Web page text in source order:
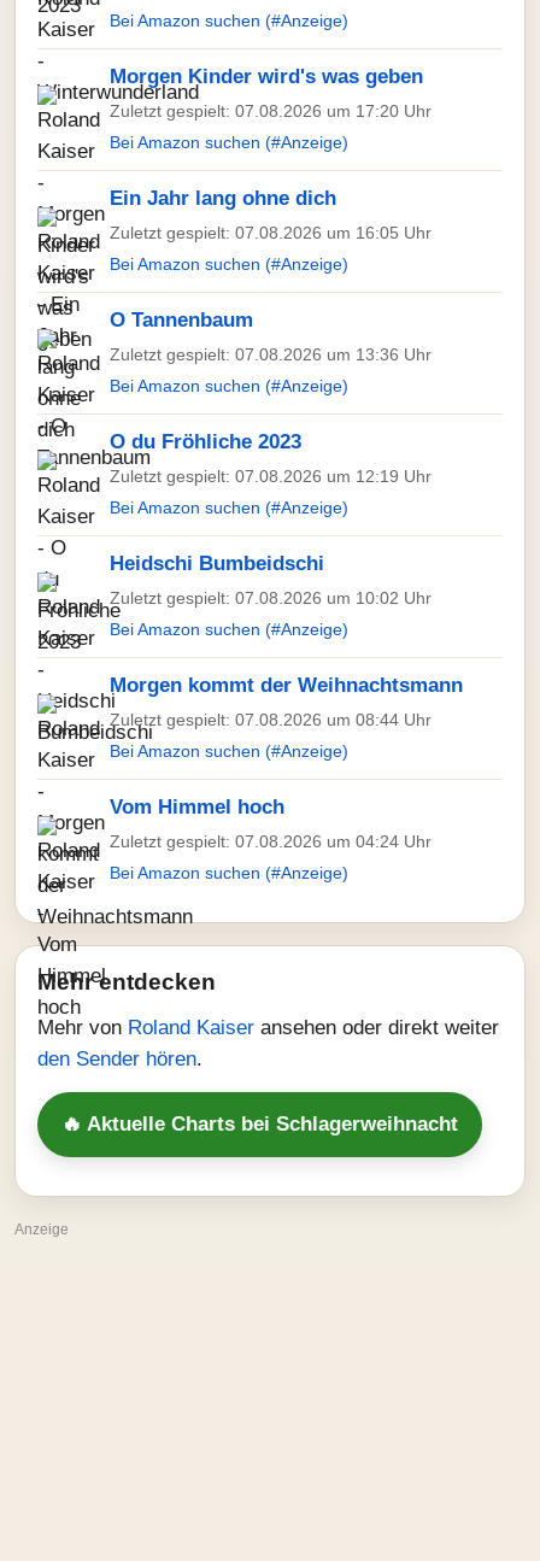
Bei Amazon suchen (#Anzeige)
Morgen Kinder wird's was geben
Zuletzt gespielt: 07.08.2026 um 17:20 Uhr
Bei Amazon suchen (#Anzeige)
Ein Jahr lang ohne dich
Zuletzt gespielt: 07.08.2026 um 16:05 Uhr
Bei Amazon suchen (#Anzeige)
O Tannenbaum
Zuletzt gespielt: 07.08.2026 um 13:36 Uhr
Bei Amazon suchen (#Anzeige)
O du Fröhliche 2023
Zuletzt gespielt: 07.08.2026 um 12:19 Uhr
Bei Amazon suchen (#Anzeige)
Heidschi Bumbeidschi
Zuletzt gespielt: 07.08.2026 um 10:02 Uhr
Bei Amazon suchen (#Anzeige)
Morgen kommt der Weihnachtsmann
Zuletzt gespielt: 07.08.2026 um 08:44 Uhr
Bei Amazon suchen (#Anzeige)
Vom Himmel hoch
Zuletzt gespielt: 07.08.2026 um 04:24 Uhr
Bei Amazon suchen (#Anzeige)
Mehr entdecken
Mehr von Roland Kaiser ansehen oder direkt weiter
den Sender hören.
🔥 Aktuelle Charts bei Schlagerweihnacht
Anzeige